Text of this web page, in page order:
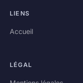
LIENS
Accueil
LÉGAL